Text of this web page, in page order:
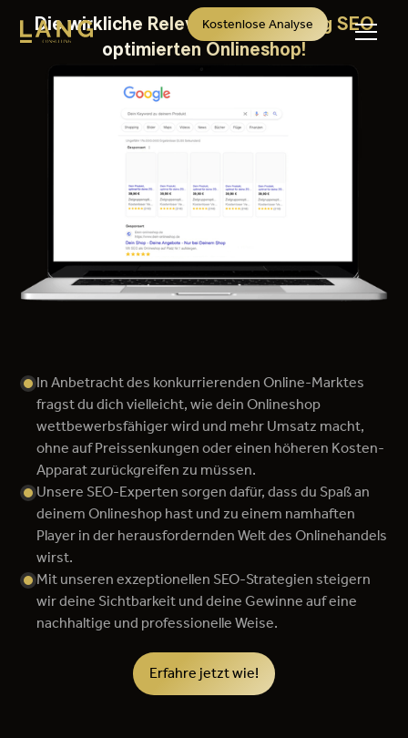
Kostenlose Analyse
Die wirkliche Relevanz eines richtig SEO
optimierten Onlineshop!
In Anbetracht des konkurrierenden Online-Marktes
fragst du dich vielleicht, wie dein Onlineshop
wettbewerbsfähiger wird und mehr Umsatz macht,
ohne auf Preissenkungen oder einen höheren Kosten-
Apparat zurückgreifen zu müssen.
Unsere SEO-Experten sorgen dafür, dass du Spaß an
deinem Onlineshop hast und zu einem namhaften
Player in der herausfordernden Welt des Onlinehandels
wirst.
Mit unseren exzeptionellen SEO-Strategien steigern
wir deine Sichtbarkeit und deine Gewinne auf eine
nachhaltige und professionelle Weise.
Erfahre jetzt wie!